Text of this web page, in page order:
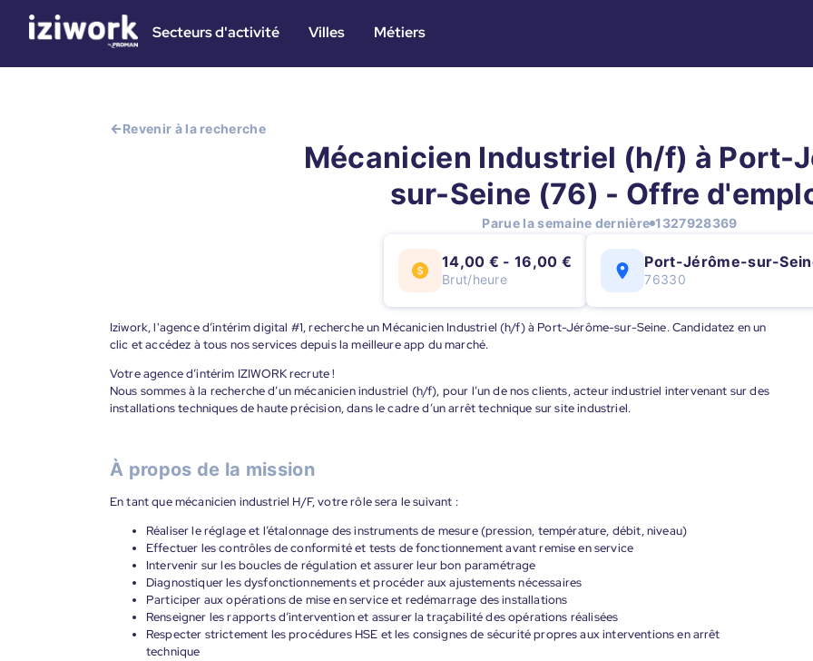
Secteurs d'activité Villes Métiers
Revenir à la recherche
Mécanicien Industriel (h/f) à Port-
sur-Seine (76) - Offre
Parue la semaine dernière 1327928369
14,00 € - 16,00 €
Brut/heure
Port-Jérôme-sur-
76330
Iziwork, l'agence d’intérim digital #1, recherche un Mécanicien Industriel (h/f) à Port-Jérôme-sur-Seine. Candidatez en un
clic et accédez à tous nos services depuis la meilleure app du marché.
Votre agence d’intérim IZIWORK recrute !
Nous sommes à la recherche d’un mécanicien industriel (h/f), pour l’un de nos clients, acteur industriel intervenant sur des
installations techniques de haute précision, dans le cadre d’un arrêt technique sur site industriel.
À propos de la mission
En tant que mécanicien industriel H/F, votre rôle sera le suivant :
Réaliser le réglage et l’étalonnage des instruments de mesure (pression, température, débit, niveau)
Effectuer les contrôles de conformité et tests de fonctionnement avant remise en service
Intervenir sur les boucles de régulation et assurer leur bon paramétrage
Diagnostiquer les dysfonctionnements et procéder aux ajustements nécessaires
Participer aux opérations de mise en service et redémarrage des installations
Renseigner les rapports d’intervention et assurer la traçabilité des opérations réalisées
Respecter strictement les procédures HSE et les consignes de sécurité propres aux interventions en arrêt
technique